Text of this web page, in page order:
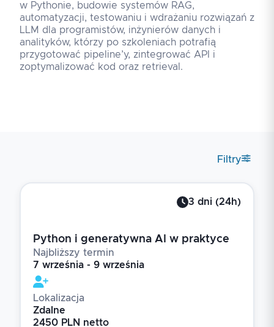
w Pythonie, budowie systemów RAG,
automatyzacji, testowaniu i wdrażaniu rozwiązań z
LLM dla programistów, inżynierów danych i
analityków, którzy po szkoleniach potrafią
przygotować pipeline’y, zintegrować API i
zoptymalizować kod oraz retrieval.
Filtry
3 dni (24h)
Python i generatywna AI w praktyce
Najbliższy termin
7 września - 9 września
Lokalizacja
Zdalne
2450 PLN netto